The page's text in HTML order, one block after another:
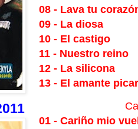
08 - Lava tu
09 - La diosa
10 - El castigo
11 - Nuestro reino
12 - La silicona
13 - El amante
01 - Cariño mio